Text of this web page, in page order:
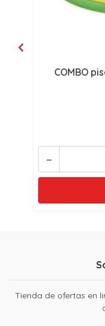
COMBO
-
Tienda de ofertas en